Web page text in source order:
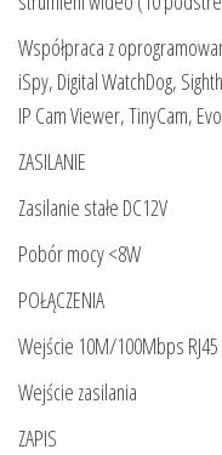
Współpraca z
iSpy, Digital WatchDog,
IP Cam Viewer, TinyCam,
ZASILANIE
Zasilanie stałe DC12V
Pobór mocy <8W
POŁĄCZENIA
Wejście 10M/100Mbps RJ45
Wejście zasilania
ZAPIS